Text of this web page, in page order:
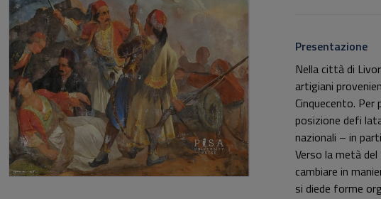
Presentazione
Nella città di
artigiani
Cinquecento.
posizione defi
nazionali – in
Verso la metà
cambiare in
si diede forme